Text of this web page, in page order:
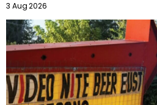
3 Aug 2026